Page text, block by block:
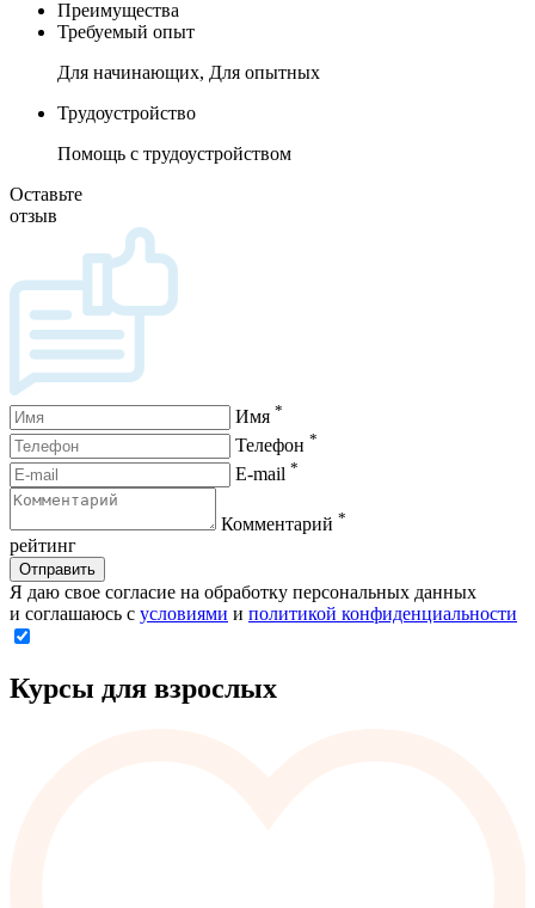
Преимущества
Требуемый опыт
Для начинающих, Для опытных
Трудоустройство
Помощь с трудоустройством
Оставьте
отзыв
Имя *
Телефон *
E-mail *
Комментарий *
рейтинг
Отправить
Я даю свое согласие на обработку персональных данных
и соглашаюсь с условиями и политикой конфиденциальности
Курсы для взрослых